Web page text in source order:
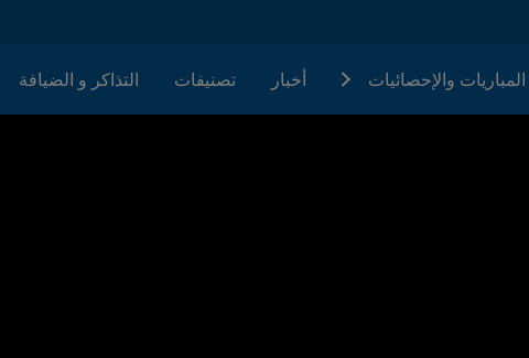
المباريات والإحصائيات أخبار تصنيفات التذاكر و الضيافة